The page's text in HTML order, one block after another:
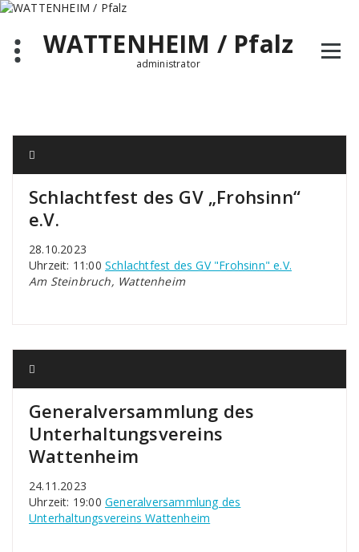
Zum
springenWATTENHEIM / Pfalz
administrator
Schlachtfest des GV „Frohsinn“
e.V.
28.10.2023
Uhrzeit: 11:00 Schlachtfest des GV "Frohsinn" e.V.
Am Steinbruch, Wattenheim
Generalversammlung des
Unterhaltungsvereins
Wattenheim
24.11.2023
Uhrzeit: 19:00 Generalversammlung des
Unterhaltungsvereins Wattenheim